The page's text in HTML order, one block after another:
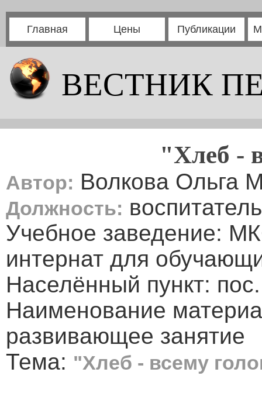
Главная Цены Публикации
ВЕСТНИК
"Хлеб -
Автор: Волкова Ольга
Должность: воспитатель
Учебное заведение:
интернат для
Населённый пункт:
Наименование
развивающее занятие
Тема: "Хлеб - всему